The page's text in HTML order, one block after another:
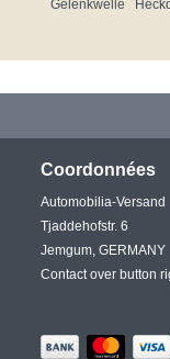
Gelenkwelle
Coordonnées
Automobilia-Versand
Tjaddehofstr. 6
Jemgum, GERMANY
Contact over button